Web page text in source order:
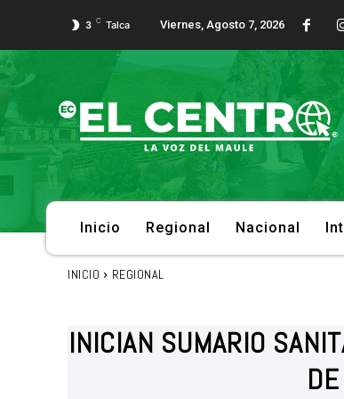
3 C Talca Viernes, Agosto 7, 2026
Inicio Regional Nacional
INICIO REGIONAL
INICIAN SUMARIO